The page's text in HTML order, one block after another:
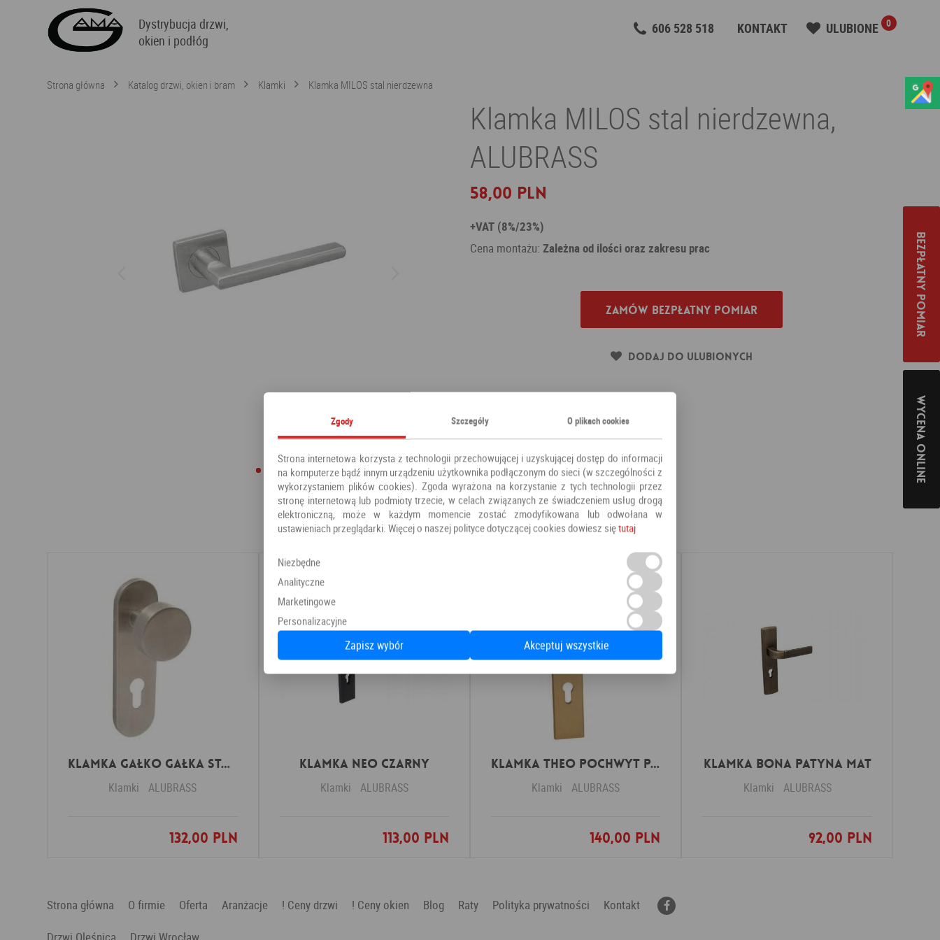
Dystrybucja drzwi,
okien i podłóg
606 528 518 KONTAKT ULUBIONE 0
Strona główna Katalog drzwi, okien i bram Klamki Klamka MILOS stal nierdzewna
Klamka MILOS stal nierdzewna,
ALUBRASS
58,00 PLN
+VAT (8%/23%)
Cena montażu: Zależna od ilości oraz zakresu prac
Zamów bezpłatny pomiar
Dodaj do ulubionych
Producent:
ALUBRASS
Polecamy również
Klamka GAŁKO GAŁKA stal nierdzewna okrągła
Klamki ALUBRASS
132,00 PLN
Dodaj do ulubionych
Klamka NEO czarny
Klamki ALUBRASS
113,00 PLN
Dodaj do ulubionych
Klamka THEO POCHWYT patyna
Klamki ALUBRASS
140,00 PLN
Dodaj do ulubionych
Klamka BONA patyna mat
Klamki ALUBRASS
92,00 PLN
Dodaj do ulubionych
Strona główna O firmie Oferta Aranżacje ! Ceny drzwi ! Ceny okien Blog Raty Polityka prywatności
Kontakt
Bezpłatny pomiar
Wycena online
Zgody Szczegóły O plikach cookies
Strona internetowa korzysta z technologii przechowującej i uzyskującej dostęp do informacji
na komputerze bądź innym urządzeniu użytkownika podłączonym do sieci (w szczególności z
wykorzystaniem plików cookies). Zgoda wyrażona na korzystanie z tych technologii przez
stronę internetową lub podmioty trzecie, w celach związanych ze świadczeniem usług drogą
elektroniczną, może w każdym momencie zostać zmodyfikowana lub odwołana w
ustawieniach przeglądarki. Więcej o naszej polityce dotyczącej cookies dowiesz siętutaj
Niezbędne
Analityczne
Marketingowe
Personalizacyjne
Zapisz wybór Akceptuj wszystkie